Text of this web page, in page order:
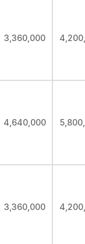
3,360,000
4,640,000
3,360,000